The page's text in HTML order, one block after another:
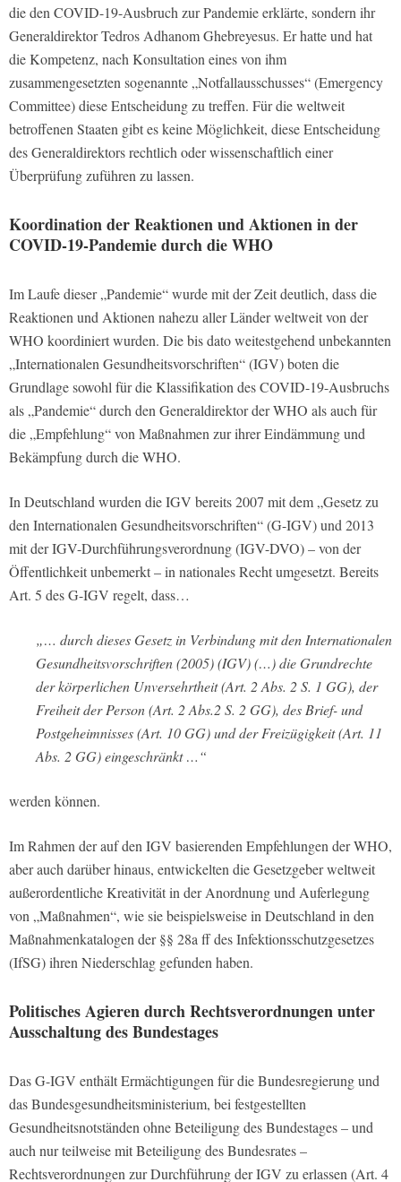
die den COVID-19-Ausbruch zur Pandemie erklärte, sondern ihr
Generaldirektor Tedros Adhanom Ghebreyesus. Er hatte und hat
die Kompetenz, nach Konsultation eines von ihm
zusammengesetzten sogenannte „Notfallausschusses“ (Emergency
Committee) diese Entscheidung zu treffen. Für die weltweit
betroffenen Staaten gibt es keine Möglichkeit, diese Entscheidung
des Generaldirektors rechtlich oder wissenschaftlich einer
Überprüfung zuführen zu lassen.
Koordination der Reaktionen und Aktionen in der
COVID-19-Pandemie durch die WHO
Im Laufe dieser „Pandemie“ wurde mit der Zeit deutlich, dass die
Reaktionen und Aktionen nahezu aller Länder weltweit von der
WHO koordiniert wurden. Die bis dato weitestgehend unbekannten
„Internationalen Gesundheitsvorschriften“ (IGV) boten die
Grundlage sowohl für die Klassifikation des COVID-19-Ausbruchs
als „Pandemie“ durch den Generaldirektor der WHO als auch für
die „Empfehlung“ von Maßnahmen zur ihrer Eindämmung und
Bekämpfung durch die WHO.
In Deutschland wurden die IGV bereits 2007 mit dem „Gesetz zu
den Internationalen Gesundheitsvorschriften“ (G-IGV) und 2013
mit der IGV-Durchführungsverordnung (IGV-DVO) – von der
Öffentlichkeit unbemerkt – in nationales Recht umgesetzt. Bereits
Art. 5 des G-IGV regelt, dass…
„… durch dieses Gesetz in Verbindung mit den Internationalen
Gesundheitsvorschriften (2005) (IGV) (…) die Grundrechte
der körperlichen Unversehrtheit (Art. 2 Abs. 2 S. 1 GG), der
Freiheit der Person (Art. 2 Abs.2 S. 2 GG), des Brief- und
Postgeheimnisses (Art. 10 GG) und der Freizügigkeit (Art. 11
Abs. 2 GG) eingeschränkt …“
werden können.
Im Rahmen der auf den IGV basierenden Empfehlungen der WHO,
aber auch darüber hinaus, entwickelten die Gesetzgeber weltweit
außerordentliche Kreativität in der Anordnung und Auferlegung
von „Maßnahmen“, wie sie beispielsweise in Deutschland in den
Maßnahmenkatalogen der §§ 28a ff des Infektionsschutzgesetzes
(IfSG) ihren Niederschlag gefunden haben.
Politisches Agieren durch Rechtsverordnungen unter
Ausschaltung des Bundestages
Das G-IGV enthält Ermächtigungen für die Bundesregierung und
das Bundesgesundheitsministerium, bei festgestellten
Gesundheitsnotständen ohne Beteiligung des Bundestages – und
auch nur teilweise mit Beteiligung des Bundesrates –
Rechtsverordnungen zur Durchführung der IGV zu erlassen (Art. 4